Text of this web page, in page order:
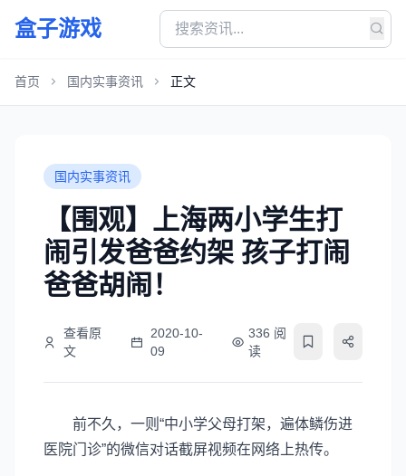
盒子游戏
首页 国内实事资讯 正文
国内实事资讯
【围观】上海两小学生打
闹引发爸爸约架 孩子打闹
爸爸胡闹！
查看原
文
2020-10-
09
336 阅
读
前不久，一则“中小学父母打架，遍体鳞伤进
医院门诊”的微信对话截屏视频在网络上热传。